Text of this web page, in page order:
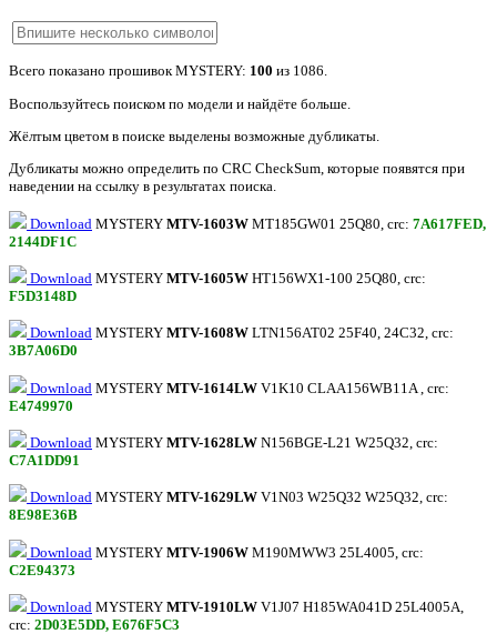
Всего показано прошивок MYSTERY: 100 из 1086.
Воспользуйтесь поиском по модели и найдёте больше.
Жёлтым цветом в поиске выделены возможные дубликаты.
Дубликаты можно определить по CRC CheckSum, которые появятся при
наведении на ссылку в результатах поиска.
Download MYSTERY MTV-1603W MT185GW01 25Q80, crc: 7A617FED,
2144DF1C
Download MYSTERY MTV-1605W HT156WX1-100 25Q80, crc:
F5D3148D
Download MYSTERY MTV-1608W LTN156AT02 25F40, 24C32, crc:
3B7A06D0
Download MYSTERY MTV-1614LW V1K10 CLAA156WB11A , crc:
E4749970
Download MYSTERY MTV-1628LW N156BGE-L21 W25Q32, crc:
C7A1DD91
Download MYSTERY MTV-1629LW V1N03 W25Q32 W25Q32, crc:
8E98E36B
Download MYSTERY MTV-1906W M190MWW3 25L4005, crc:
C2E94373
Download MYSTERY MTV-1910LW V1J07 H185WA041D 25L4005A,
crc: 2D03E5DD, E676F5C3